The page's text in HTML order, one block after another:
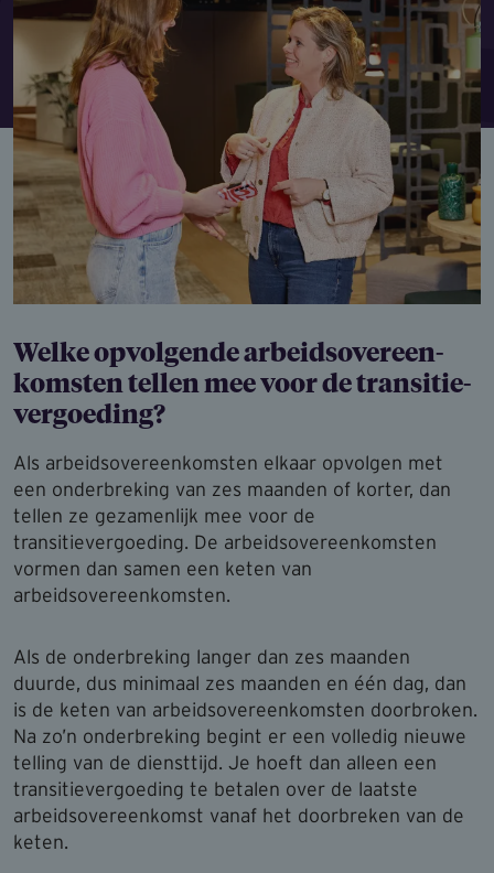
Welke opvolgende arbeidsover­een­
kom­sten tellen mee voor de transitie­
ver­goe­ding?
Als arbeidsovereenkomsten elkaar opvolgen met
een onderbreking van zes maanden of korter, dan
tellen ze gezamenlijk mee voor de
transitievergoeding. De arbeidsovereenkomsten
vormen dan samen een keten van
arbeidsovereenkomsten.
Als de onderbreking langer dan zes maanden
duurde, dus minimaal zes maanden en één dag, dan
is de keten van arbeidsovereenkomsten doorbroken.
Na zo’n onderbreking begint er een volledig nieuwe
telling van de diensttijd. Je hoeft dan alleen een
transitievergoeding te betalen over de laatste
arbeidsovereenkomst vanaf het doorbreken van de
keten.